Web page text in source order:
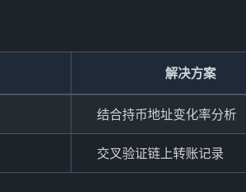
解决方案
结合持币地址变化率分析
交叉验证链上转账记录